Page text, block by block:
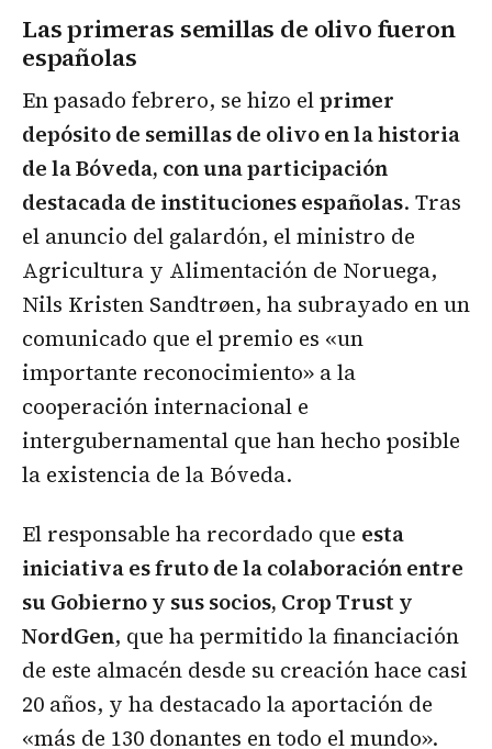
Las primeras semillas de olivo fueron
españolas
En pasado febrero, se hizo elprimer
depósito de semillas de olivo en la historia
de la Bóveda, con una participación
destacada de instituciones españolas. Tras
el anuncio del galardón, el ministro de
Agricultura y Alimentación de Noruega,
Nils Kristen Sandtrøen, ha subrayado en un
comunicado que el premio es «un
importante reconocimiento» a la
cooperación internacional e
intergubernamental que han hecho posible
la existencia de la Bóveda.
El responsable ha recordado que esta
iniciativa es fruto de la colaboración entre
su Gobierno y sus socios, Crop Trust y
NordGen, que ha permitido la financiación
de este almacén desde su creación hace casi
20 años, y ha destacado la aportación de
«más de 130 donantes en todo el mundo».